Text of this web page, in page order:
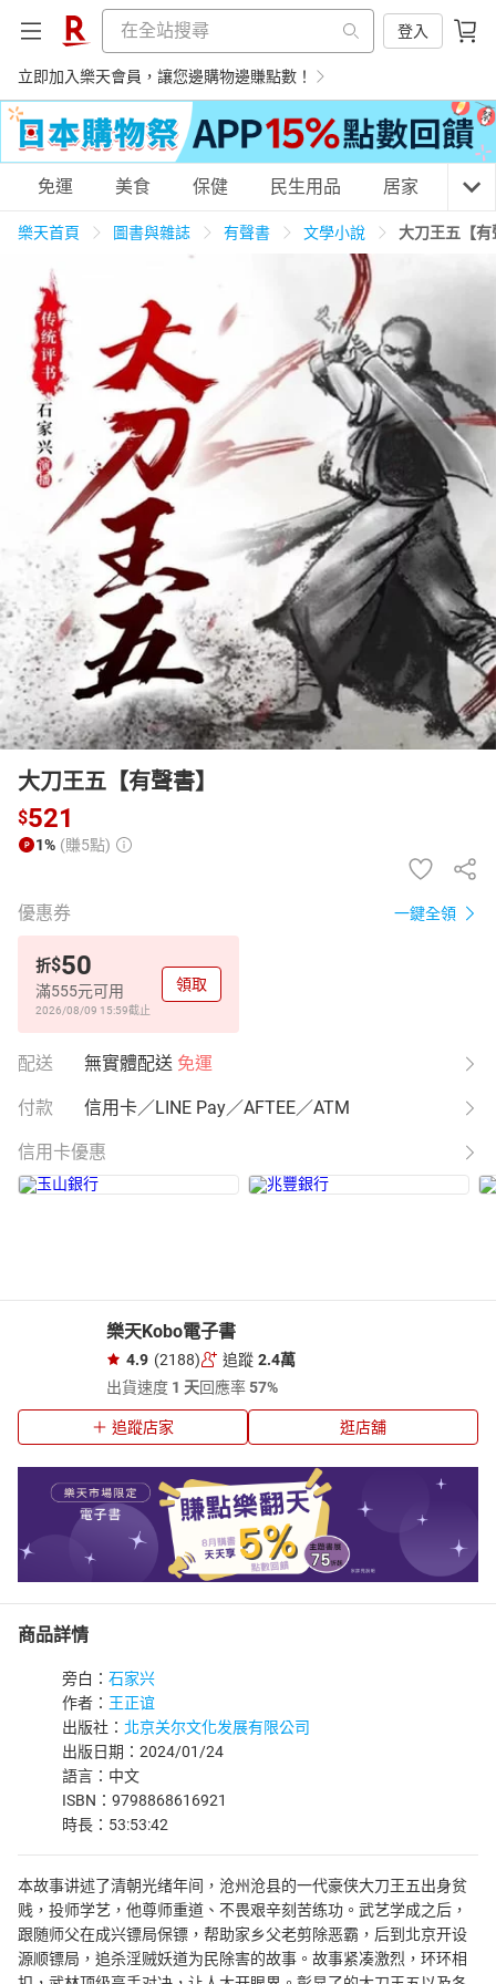
登入
立即加入樂天會員，讓您邊購物邊賺點數！
購物網分類
天天免運
居家生活 3C家電 運動休閒 親子玩具
女裝 男裝 化妝保養 情趣用品
日本購物 電子/紙本書
HOT
免運 美食 保健 民生用品 居家 3C
樂天首頁 圖書與雜誌 有聲書 文學小說 大刀王五【有
大刀王五【有聲書】
$521
1% (賺5點)
優惠券 一鍵全領
折$50
滿555元可用
2026/08/09 15:59截止
領取
配送 無實體配送 免運
付款 信用卡／LINE Pay／AFTEE／ATM
信用卡優惠
樂天Kobo電子書
4.9 (2188) 追蹤 2.4萬
出貨速度 1 天回應率57%
追蹤店家 逛店舖
商品詳情
旁白： 石家兴
作者： 王正谊
出版社： 北京关尔文化发展有限公司
出版日期：2024/01/24
語言：中文
ISBN：9798868616921
時長：53:53:42
本故事讲述了清朝光绪年间，沧州沧县的一代豪侠大刀王五出身贫
贱，投师学艺，他尊师重道、不畏艰辛刻苦练功。武艺学成之后，
跟随师父在成兴镖局保镖，帮助家乡父老剪除恶霸，后到北京开设
源顺镖局，追杀淫贼妖道为民除害的故事。故事紧凑激烈，环环相